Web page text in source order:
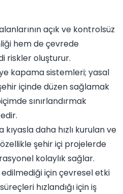
açık ve kontrolsüz
hem de çevrede
riskler oluşturur.
kapama sistemleri; yasal
içinde düzen sağlamak
sınırlandırmak
daha hızlı kurulan ve
şehir içi projelerde
kolaylık sağlar.
için çevresel etki
hızlandığı için iş